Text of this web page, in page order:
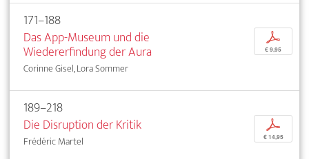
171–188
Das App-Museum und die
Wiedererfindung der Aura
Corinne Gisel, Lora Sommer
p
€ 9,95
189–218
Die Disruption der Kritik
Frédéric Martel
p
€ 14,95